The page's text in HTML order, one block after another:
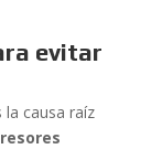
evitar
causa raíz